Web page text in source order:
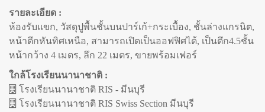
รายละเอียด :
ห้องรับแขก, วัสดุปูพื้นชั้นบนปาร์เก้+กระเบื้อง, ชั้นล่างแกรนิต,
หน้าตึกหันทิศเหนือ, สามารถเปิดเป็นออฟฟิศได้, เป็นตึก4.5ชั้น
หน้ากว้าง 4 เมตร, ลึก 22 เมตร, ขายพร้อมเฟอร์
ใกล้โรงเรียนนานาชาติ :
โรงเรียนนานาชาติ RIS - มีนบุรี
โรงเรียนนานาชาติ RIS Swiss Section มีนบุรี